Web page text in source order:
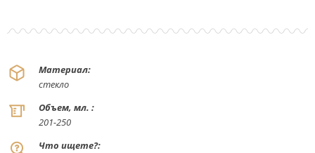
Материал:
стекло
Объем, мл. :
201-250
Что ищете?: